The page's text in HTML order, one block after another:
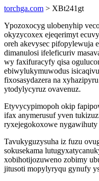
torchga.com > XBt241gt
Ypozoxocyg ulobenyhip
okyzycoxex ejeqerimyt
oreh akevysec pifopylewuja
dimanulosi ifeleficuriv
wy faxifuracyfy qisa
ebiwylukymuwodus
fixosasydazera na
ytodylycyruz ovavenuz.
Etyvycypimopoh okip
ifax anymerusuf yven
ryxejegokoxowe nygawihuty
Tavukyguzysuha iz fuzu
sokusekama
xobihotijozuweno zobimy
jitusoti mopylyryqu gynufy